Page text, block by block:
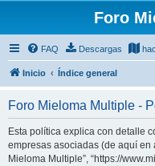
Foro
FAQ Descargas
Inicio Índice general
Foro Mieloma Multiple -
Esta política explica con detalle
empresas asociadas (de aquí en
Mieloma Multiple”, “https://